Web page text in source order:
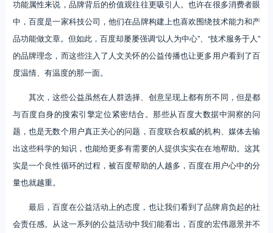
功能属性来说，品牌背后的价值观往往更吸引人。也许在很多消费者眼
中，百度是一家科技公司，他们在品牌构建上也喜欢围绕技术能力和产
品功能做文章。但如此，百度却屡屡强调“以人为中心”、“技术服务于人”
的品牌理念，而这些注入了人文关怀的公益传播也让更多用户看到了百
度温情、有温度的那一面。
其次，这些公益虽然在人群选择、创意呈现上都有所不同，但是都
与百度自身的搜索引擎定位紧密结合。那些从百度大数据中洞察的问
题，也是无数个用户真正关心的问题，百度联合权威的机构、媒体去输
出这些科学的知识，也能给更多有需要的人提供实实在在地帮助。这其
实是一个良性循环的过程，被百度帮助的人越多，百度在用户心中的分
量也就越重。
最后，百度在公益活动上的态度，也让我们看到了品牌肩负起的社
会责任感。从这一系列的公益活动中我们能看出，百度的宏伟愿景并不